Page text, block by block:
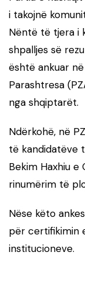
i takojnë
Nëntë të tjera i
shpalljes së
është ankuar
Parashtresa
nga shqiptarët.
Ndërkohë, në
të kandidatëve
Bekim Haxhiu
rinumërim të
Nëse këto
për certifikimin
institucioneve.